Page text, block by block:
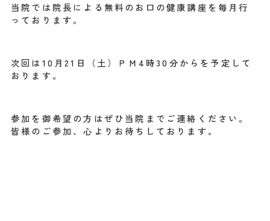
当院では院長による無料のお口の健康講座を毎月行
っております。
次回は10月21日（土）ＰＭ4時30分からを予定して
おります。
参加を御希望の方はぜひ当院までご連絡ください。
皆様のご参加、心よりお待ちしております。